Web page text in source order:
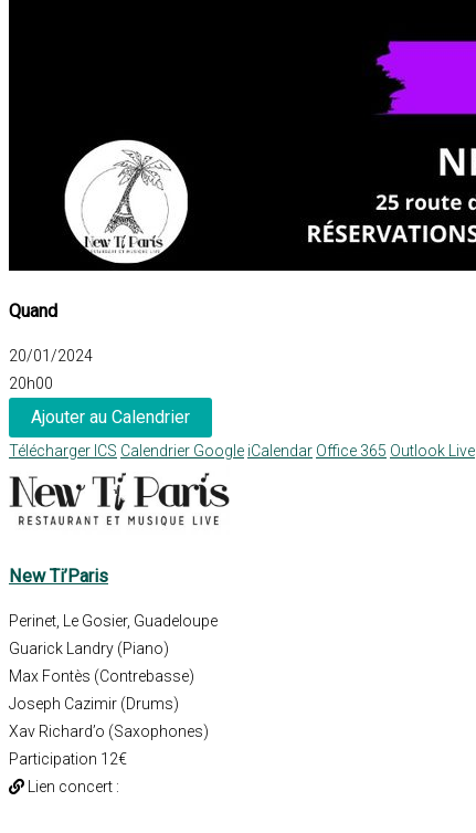
Quand
20/01/2024
20h00
Ajouter au Calendrier
Télécharger ICS Calendrier Google iCalendar Office 365 Outlook Live
New Ti’Paris
Perinet, Le Gosier, Guadeloupe
Guarick Landry (Piano)
Max Fontès (Contrebasse)
Joseph Cazimir (Drums)
Xav Richard’o (Saxophones)
Participation 12€
Lien concert :